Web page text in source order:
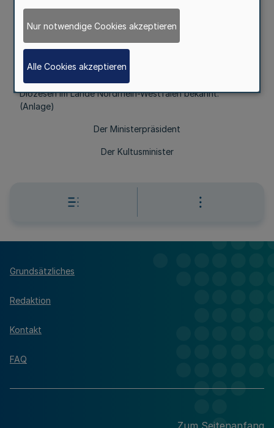
Vom 21. November 1960
Die Landesregierung gibt die folgende Vereinbarung
zwischen dem Lande Nordrhein-Westfalen und den
Diözesen im Lande Nordrhein-Westfalen bekannt.
(Anlage)
Der Ministerpräsident
Der Kultusminister
Grundsätzliches
Redaktion
Kontakt
FAQ
Zum Seitenanfang
Nur notwendige Cookies akzeptieren
Alle Cookies akzeptieren